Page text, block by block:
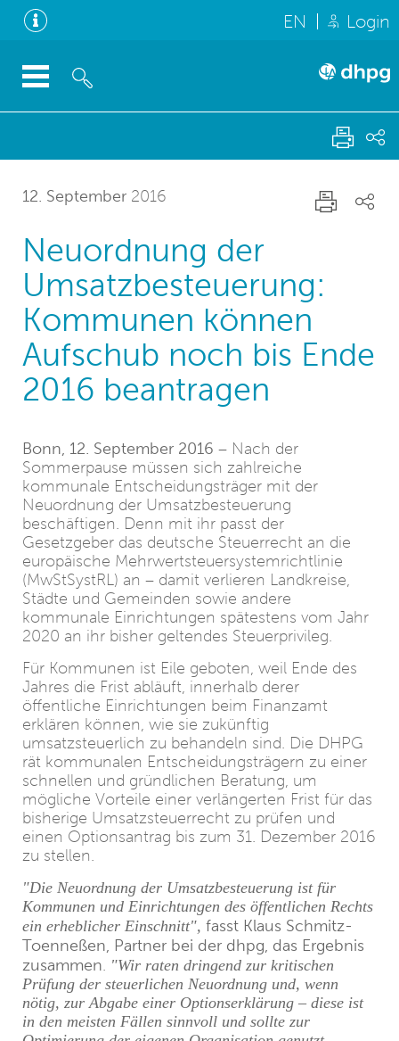
EN Login
12. September 2016
Neuordnung der
Umsatzbesteuerung:
Kommunen können
Aufschub noch bis Ende
2016 beantragen
Bonn, 12. September 2016 – Nach der
Sommerpause müssen sich zahlreiche
kommunale Entscheidungsträger mit der
Neuordnung der Umsatzbesteuerung
beschäftigen. Denn mit ihr passt der
Gesetzgeber das deutsche Steuerrecht an die
europäische Mehrwertsteuersystemrichtlinie
(MwStSystRL) an – damit verlieren Landkreise,
Städte und Gemeinden sowie andere
kommunale Einrichtungen spätestens vom Jahr
2020 an ihr bisher geltendes Steuerprivileg.
Für Kommunen ist Eile geboten, weil Ende des
Jahres die Frist abläuft, innerhalb derer
öffentliche Einrichtungen beim Finanzamt
erklären können, wie sie zukünftig
umsatzsteuerlich zu behandeln sind. Die DHPG
rät kommunalen Entscheidungsträgern zu einer
schnellen und gründlichen Beratung, um
mögliche Vorteile einer verlängerten Frist für das
bisherige Umsatzsteuerrecht zu prüfen und
einen Optionsantrag bis zum 31. Dezember 2016
zu stellen.
"Die Neuordnung der Umsatzbesteuerung ist für
Kommunen und Einrichtungen des öffentlichen Rechts
ein erheblicher Einschnitt", fasst Klaus Schmitz-
Toenneßen, Partner bei der dhpg, das Ergebnis
zusammen. "Wir raten dringend zur kritischen
Prüfung der steuerlichen Neuordnung und, wenn
nötig, zur Abgabe einer Optionserklärung – diese ist
in den meisten Fällen sinnvoll und sollte zur